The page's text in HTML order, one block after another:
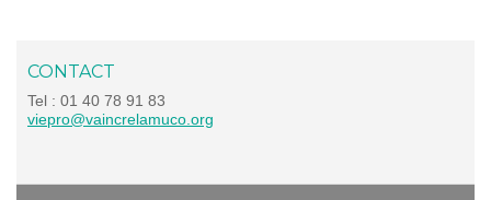
CONTACT
Tel : 01 40 78 91 83
viepro@vaincrelamuco.org